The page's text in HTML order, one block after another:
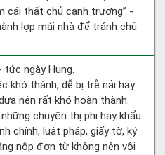
cái thất chủ canh trương” -
lợp mái nhà để tránh chủ
tức ngày Hung.
khó thành, dễ bị trễ nải hay
nên rất khó hoàn thành.
chuyện thị phi hay khẩu
chính, luật pháp, giấy tờ, ký
nộp đơn từ không nên vội